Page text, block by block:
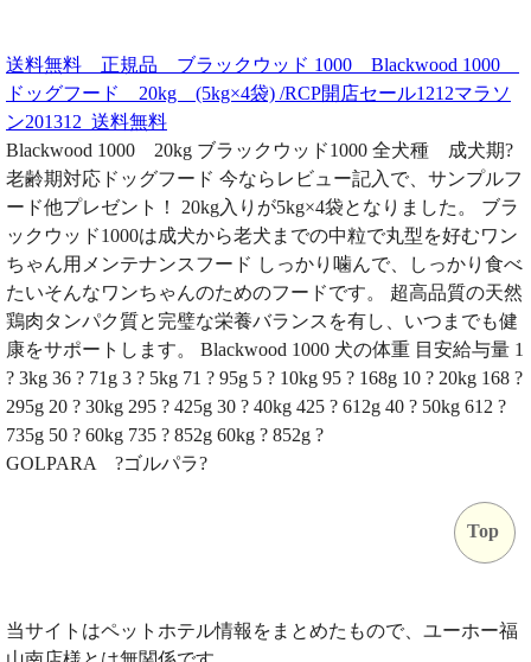
送料無料 正規品 ブラックウッド 1000 Blackwood 1000
ドッグフード 20kg (5kg×4袋) /RCP開店セール1212マラソ
ン201312_送料無料
Blackwood 1000 20kg ブラックウッド1000 全犬種 成犬期?
老齢期対応ドッグフード 今ならレビュー記入で、サンプルフ
ード他プレゼント！ 20kg入りが5kg×4袋となりました。 ブラ
ックウッド1000は成犬から老犬までの中粒で丸型を好むワン
ちゃん用メンテナンスフード しっかり噛んで、しっかり食べ
たいそんなワンちゃんのためのフードです。 超高品質の天然
鶏肉タンパク質と完璧な栄養バランスを有し、いつまでも健
康をサポートします。 Blackwood 1000 犬の体重 目安給与量 1
? 3kg 36 ? 71g 3 ? 5kg 71 ? 95g 5 ? 10kg 95 ? 168g 10 ? 20kg 168 ?
295g 20 ? 30kg 295 ? 425g 30 ? 40kg 425 ? 612g 40 ? 50kg 612 ?
735g 50 ? 60kg 735 ? 852g 60kg ? 852g ?
GOLPARA ?ゴルパラ?
Top
当サイトはペットホテル情報をまとめたもので、ユーホー福